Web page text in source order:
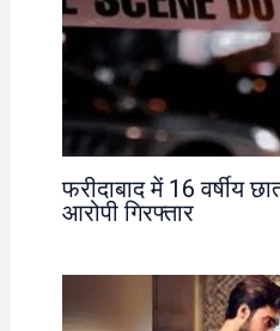
फरीदाबाद में 16 वर्षीय
आरोपी गिरफ्तार